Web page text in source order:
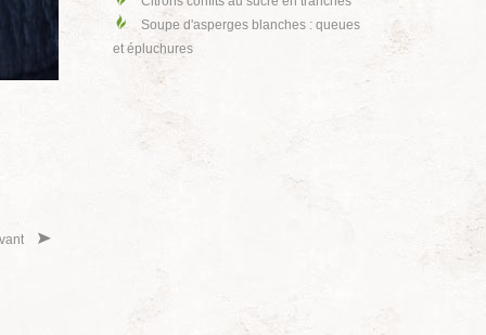
Soupe d'asperges blanches : queues
et épluchures